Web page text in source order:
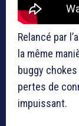
Relancé par
la même
buggy
pertes de
impuissant.